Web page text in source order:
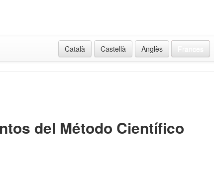
Català Castellà Anglès
del Método Científico